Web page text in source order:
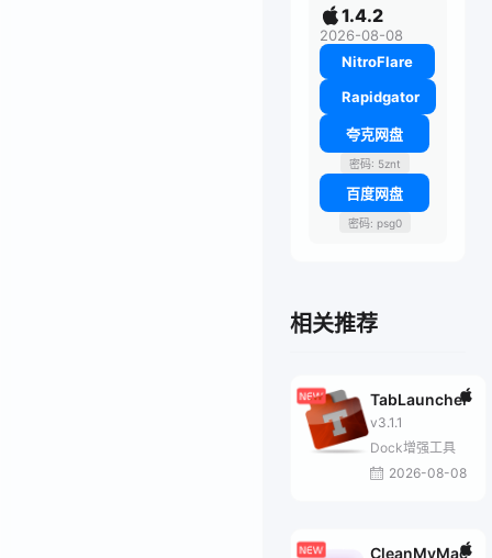
1.4.2
2026-08-08
NitroFlare
Rapidgator
夸克网盘
密码: 5znt
百度网盘
密码: psg0
相关推荐
TabLauncher
v3.1.1
Dock增强工具
2026-08-08
CleanMyMac